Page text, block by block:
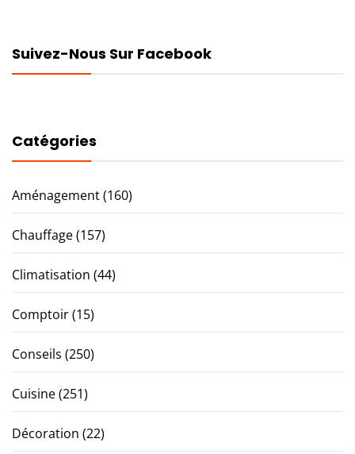
Suivez-Nous Sur Facebook
Catégories
Aménagement(160)
Chauffage(157)
Climatisation (44)
Comptoir(15)
Conseils (250)
Cuisine(251)
Décoration (22)